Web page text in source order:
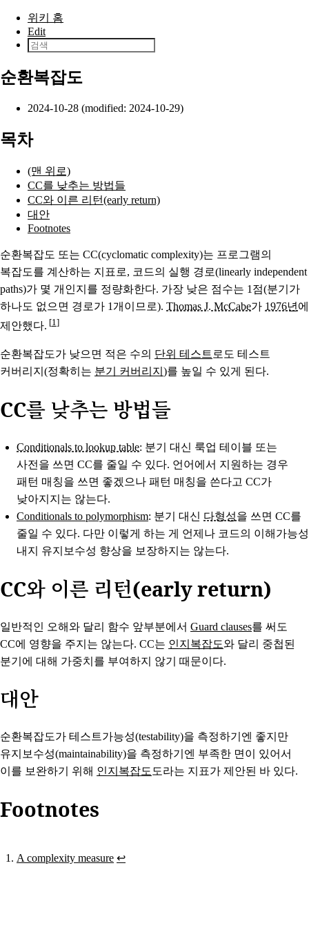
본문으로 건너뛰기
위키 홈
Edit
순환복잡도
2024-10-28 (modified: 2024-10-29)
목차
(맨 위로)
CC를 낮추는 방법들
CC와 이른 리턴(early return)
대안
Footnotes
순환복잡도 또는 CC(cyclomatic complexity)는 프로그램의
복잡도를 계산하는 지표로, 코드의 실행 경로(linearly independent
paths)가 몇 개인지를 정량화한다. 가장 낮은 점수는 1점(분기가
하나도 없으면 경로가 1개이므로). Thomas J. McCabe가 1976년 에
제안했다. 1
순환복잡도가 낮으면 적은 수의 단위 테스트 로도 테스트
커버리지(정확히는 분기 커버리지 )를 높일 수 있게 된다.
CC를 낮추는 방법들
Conditionals to lookup table: 분기 대신 룩업 테이블 또는
사전을 쓰면 CC를 줄일 수 있다. 언어에서 지원하는 경우
패턴 매칭을 쓰면 좋겠으나 패턴 매칭을 쓴다고 CC가
낮아지지는 않는다.
Conditionals to polymorphism: 분기 대신 다형성을 쓰면 CC를
줄일 수 있다. 다만 이렇게 하는 게 언제나 코드의 이해가능성
내지 유지보수성 향상을 보장하지는 않는다.
CC와 이른 리턴(early return)
일반적인 오해와 달리 함수 앞부분에서 Guard clauses를 써도
CC에 영향을 주지는 않는다. CC는 인지복잡도와 달리 중첩된
분기에 대해 가중치를 부여하지 않기 때문이다.
대안
순환복잡도가 테스트가능성(testability)을 측정하기엔 좋지만
유지보수성(maintainability)을 측정하기엔 부족한 면이 있어서
이를 보완하기 위해 인지복잡도 도라는 지표가 제안된 바 있다.
Footnotes
A complexity measure ↩